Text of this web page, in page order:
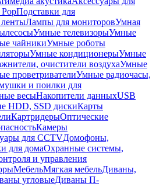
Подставки для
Лампы для мониторовУмная
Умные телевизорыУмные
чайникиУмные роботы
Умные кондиционерыУмные
очистители воздухаУмные
проветривателиУмные радиочасы,
и поилки для
весыНакопители данныхUSB
HDD, SSD дискиКарты
КартридерыОптические
Камеры
для CCTVДомофоны,
для домаОхранные системы,
и управления
МебельМягкая мебельДиваны,
угловыеДиваны П-